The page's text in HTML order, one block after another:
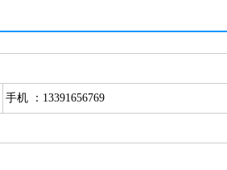
手机 ：13391656769